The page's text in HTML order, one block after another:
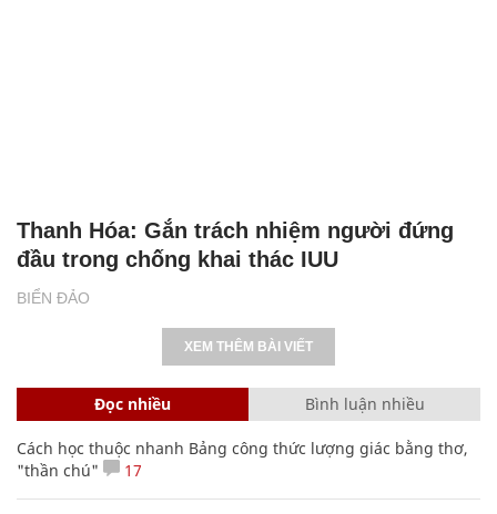
BIỂN ĐẢO
Thanh Hóa: Gắn trách nhiệm người đứng
đầu trong chống khai thác IUU
XEM THÊM BÀI VIẾT
Đọc nhiều Bình luận nhiều
Cách học thuộc nhanh Bảng công thức lượng giác bằng thơ,
"thần chú"
17